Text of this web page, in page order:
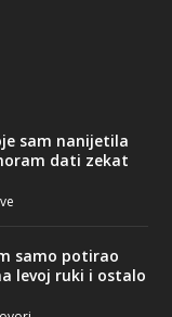
sam nanijetila
dati zekat
samo potirao
levoj ruki i ostalo